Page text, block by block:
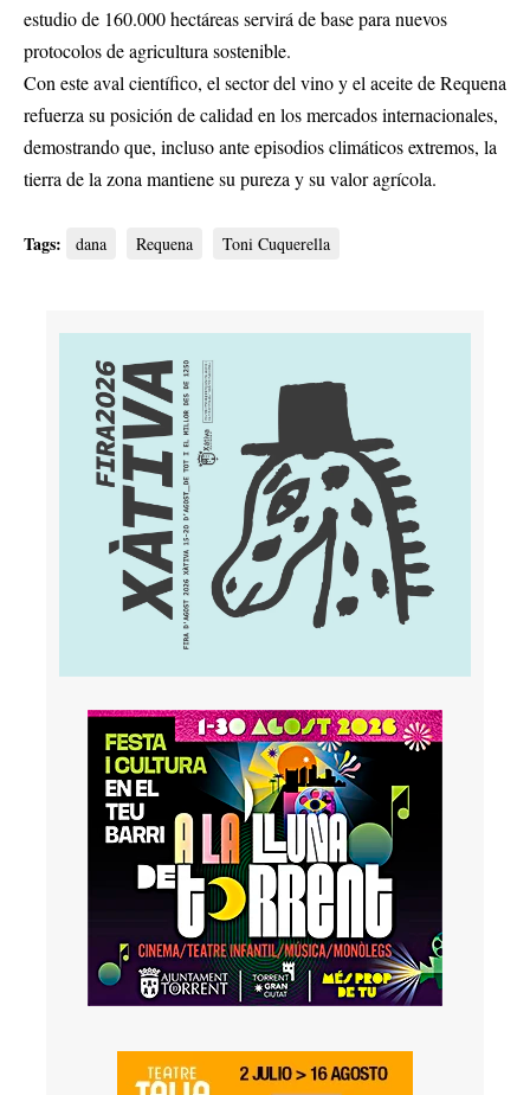
estudio de 160.000 hectáreas servirá de base para nuevos
protocolos de agricultura sostenible.
Con este aval científico, el sector del vino y el aceite de Requena
refuerza su posición de calidad en los mercados internacionales,
demostrando que, incluso ante episodios climáticos extremos, la
tierra de la zona mantiene su pureza y su valor agrícola.
Tags: dana Requena Toni Cuquerella